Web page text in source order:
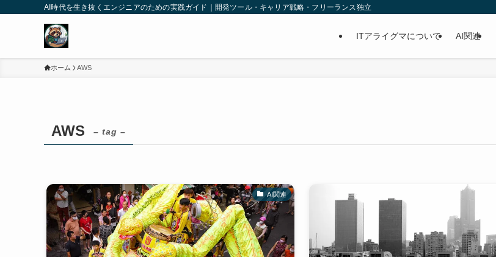
AI時代を生き抜くエンジニアのための実践ガイド｜開発ツール・キャリア戦略・フリーランス独立
ITアライグマについて AI関連
ホーム AWS
AWS – tag –
AI関連